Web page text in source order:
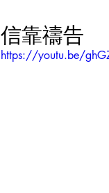
信靠禱告
https://youtu.be/